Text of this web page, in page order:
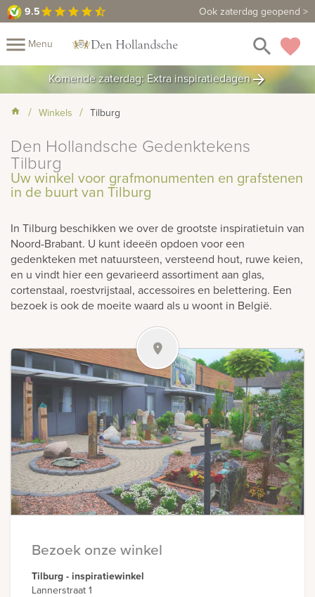
9.5star star star star star_half Ook zaterdag geopend >
9.5 Maak een vrijblijvende afspraak
menu Menu favorite
Mijn
search
close
Home
Assortiment
Fotoboek
Informatie
Prijzen
Over
Bekijk
ook:
Komende zaterdag: Extra inspiratiedagenarrow_forward
Winkels Tilburg
Den Hollandsche Gedenktekens
Tilburg
Uw winkel voor grafmonumenten en grafstenen
in de buurt van Tilburg
In Tilburg beschikken we over de grootste inspiratietuin van
Noord-Brabant. U kunt ideeën opdoen voor een
gedenkteken met natuursteen, versteend hout, ruwe keien,
en u vindt hier een gevarieerd assortiment aan glas,
cortenstaal, roestvrijstaal, accessoires en belettering. Een
bezoek is ook de moeite waard als u woont in België.
Bezoek onze winkel
Tilburg - inspiratiewinkel
Lannerstraat 1